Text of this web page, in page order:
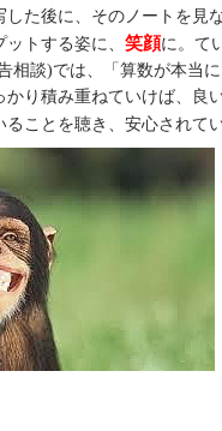
した後に、そのノートを見
ットする姿に、笑顔に。て
相談)では、「算数が本当
かり積み重ねていけば、
ることを聴き、安心されて